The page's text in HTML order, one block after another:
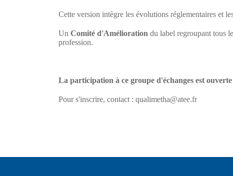
Cette version intègre les évolutions réglementaires et
Un Comité d'Amélioration du label regroupant tous
profession.
La participation à ce groupe d'échanges est
Pour s'inscrire, contact : qualimetha@atee.fr